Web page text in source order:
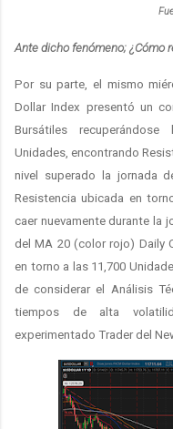
Ante dicho fenómeno; ¿Cómo
Por su parte, el mismo
Dollar Index presentó un
Bursátiles
Unidades, encontrando
nivel superado la jornada
Resistencia ubicada en
caer nuevamente durante la
del MA 20 (color rojo) Daily
en torno a las 11,700
de considerar el Análisis
tiempos de alta
experimentado Trader del